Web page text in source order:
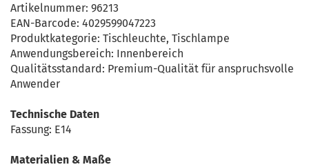
Artikelnummer: 96213
EAN-Barcode: 4029599047223
Produktkategorie: Tischleuchte, Tischlampe
Anwendungsbereich: Innenbereich
Qualitätsstandard: Premium-Qualität für anspruchsvolle
Anwender
Technische Daten
Fassung: E14
Materialien & Maße